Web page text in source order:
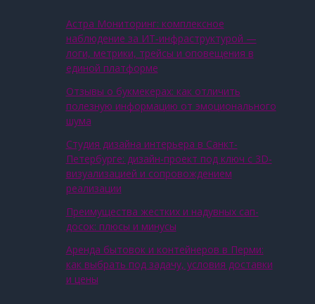
Астра Мониторинг: комплексное
наблюдение за ИТ‑инфраструктурой —
логи, метрики, трейсы и оповещения в
единой платформе
Отзывы о букмекерах: как отличить
полезную информацию от эмоционального
шума
Студия дизайна интерьера в Санкт-
Петербурге: дизайн-проект под ключ с 3D-
визуализацией и сопровождением
реализации
Преимущества жестких и надувных сап-
досок: плюсы и минусы
Аренда бытовок и контейнеров в Перми:
как выбрать под задачу, условия доставки
и цены